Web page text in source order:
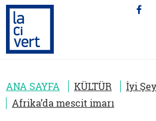
ANA SAYFA KÜLTÜR
İyi
Afrika’da mescit imarı